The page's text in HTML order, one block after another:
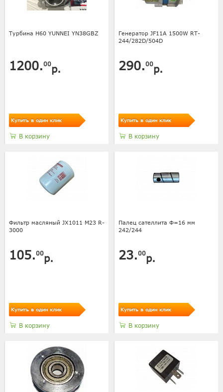
Турбина H60 YUNNEI YN38GBZ
1200.00р.
Купить в один клик
В корзину
Генератор JF11A 1500W RT-
244/282D/504D
290.00р.
Купить в один клик
В корзину
Фильтр масляный JX1011 М23 R-
3000
105.00р.
Купить в один клик
В корзину
Палец сателлита Ф=16 мм
242/244
23.00р.
Купить в один клик
В корзину